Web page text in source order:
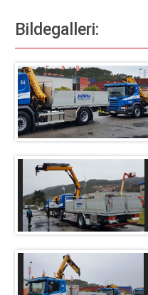
Verkstedet
Bestill årskontroll
Selskapet
Referanseprosjekter
Bildegalleri
Kontakt oss
Bildegalleri: